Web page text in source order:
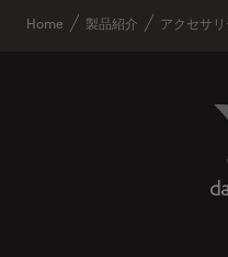
Home 製品紹介 アクセサリ